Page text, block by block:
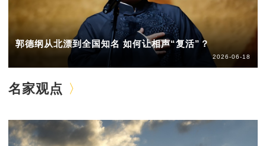
郭德纲从北漂到全国知名 如何让相声“复活”？
2026-06-18
名家观点